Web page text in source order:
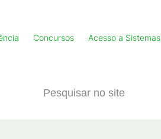
Concursos Acesso a Sistemas